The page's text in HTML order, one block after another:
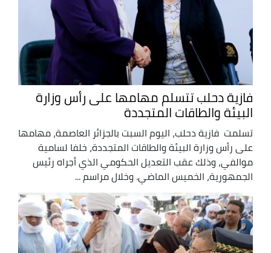
فازية دحلب تتسلم مهامها على رأس وزارة
البيئة والطاقات المتجددة
تسلمت ‎ فازية دحلب، اليوم السبت بالجزائر العاصمة، مهامها
على رأس وزارة البيئة والطاقات المتجددة، خلفا لسامية
موالفي، وذلك عقب التعديل الحكومي الذي أجراه رئيس
الجمهورية، الخميس الماضي. وخلال مراسم ...